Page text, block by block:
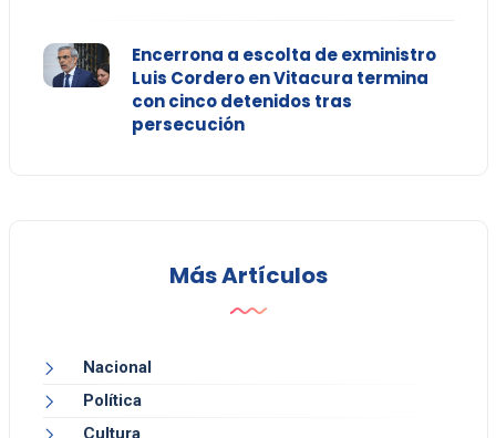
Encerrona a escolta de exministro
Luis Cordero en Vitacura termina
con cinco detenidos tras
persecución
Más Artículos
Nacional
Política
Cultura